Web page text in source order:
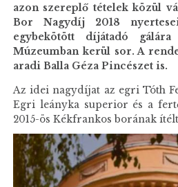
azon szereplő tételek közül
Bor Nagydíj 2018
egybekötött díjátadó
Múzeumban kerül sor. A
aradi Balla Géza Pincészet is.
Az idei nagydíjat az egri Tóth
Egri leányka superior és a
2015-ös Kékfrankos borának